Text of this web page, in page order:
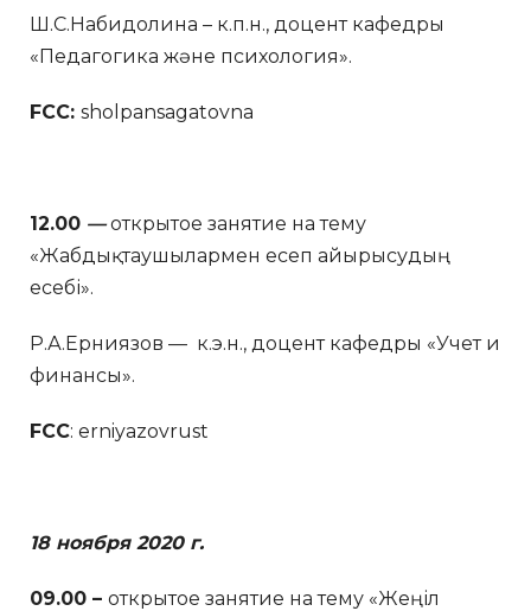
Ш.С.Набидолина – к.п.н., доцент кафедры
«Педагогика және психология».
FCC: sholpansagatovna
12.00 —открытое занятие на тему
«Жабдықтаушылармен есеп айырысудың
есебі».
Р.А.Ерниязов — к.э.н., доцент кафедры «Учет и
финансы».
FCC: erniyazovrust
18 ноября 2020 г.
09.00 – открытое занятие на тему «Жеңіл